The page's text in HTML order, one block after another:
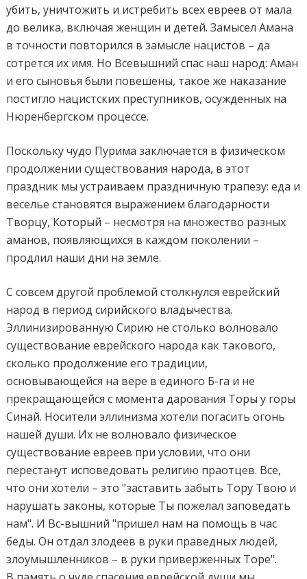
убить, уничтожить и истребить всех евреев от мала
до велика, включая женщин и детей. Замысел Амана
в точности повторился в замысле нацистов – да
сотрется их имя. Но Всевышний спас наш народ: Аман
и его сыновья были повешены, такое же наказание
постигло нацистских преступников, осужденных на
Нюренбергском процессе.
Поскольку чудо Пурима заключается в физическом
продолжении существования народа, в этот
праздник мы устраиваем праздничную трапезу: еда и
веселье становятся выражением благодарности
Творцу, Который – несмотря на множество разных
аманов, появляющихся в каждом поколении –
продлил наши дни на земле.
С совсем другой проблемой столкнулся еврейский
народ в период сирийского владычества.
Эллинизированную Сирию не столько волновало
существование еврейского народа как такового,
сколько продолжение его традиции,
основывающейся на вере в единого Б-га и не
прекращающейся с момента дарования Торы у горы
Синай. Носители эллинизма хотели погасить огонь
нашей души. Их не волновало физическое
существование евреев при условии, что они
перестанут исповедовать религию праотцев. Все,
что они хотели – это "заставить забыть Тору Твою и
нарушать законы, которые Ты пожелал заповедать
нам". И Вс-вышний "пришел нам на помощь в час
беды. Он отдал злодеев в руки праведных людей,
злоумышленников – в руки приверженных Торе".